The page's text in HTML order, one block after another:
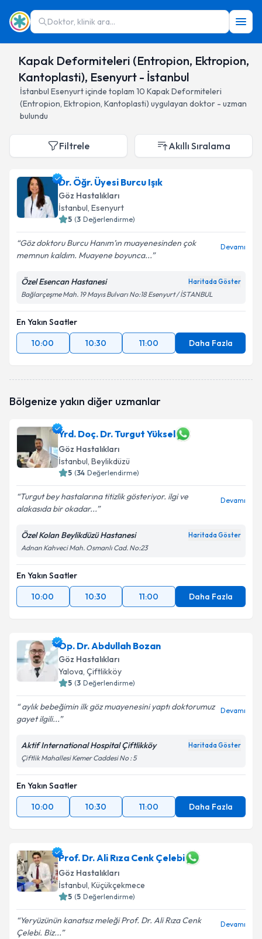
Doktor, klinik ara...
Kapak Deformiteleri (Entropion, Ektropion,
Kantoplasti), Esenyurt - İstanbul
İstanbul Esenyurtiçinde toplam 10 Kapak Deformiteleri
(Entropion, Ektropion, Kantoplasti) uygulayan doktor - uzman
bulundu
Filtrele Akıllı Sıralama
Dr. Öğr. Üyesi Burcu Işık
Göz Hastalıkları
İstanbul, Esenyurt
5 (3 Değerlendirme)
Göz doktoru Burcu Hanım’ın muayenesinden çok
memnun kaldım. Muayene boyunca...
Devamı
Özel Esencan Hastanesi Haritada Göster
Bağlarçeşme Mah. 19 Mayıs Bulvarı No:18 Esenyurt / İSTANBUL
En Yakın Saatler
10:00
10:30 11:00 Daha Fazla
Bölgenize yakın diğer uzmanlar
Yrd. Doç. Dr. Turgut Yüksel
Göz Hastalıkları
İstanbul, Beylikdüzü
5 (34 Değerlendirme)
Turgut bey hastalarına titizlik gösteriyor. ilgi ve
alakasıda bir okadar...
Devamı
Özel Kolan Beylikdüzü Hastanesi Haritada Göster
Adnan Kahveci Mah. Osmanlı Cad. No:23
En Yakın Saatler
10:00
10:30 11:00 Daha Fazla
Op. Dr. Abdullah Bozan
Göz Hastalıkları
Yalova, Çiftlikköy
5 (3 Değerlendirme)
aylık bebeğimin ilk göz muayenesini yaptı doktorumuz
gayet ilgili...
Devamı
Aktif International Hospital Çiftlikköy Haritada Göster
Çiftlik Mahallesi Kemer Caddesi No : 5
En Yakın Saatler
10:00
10:30 11:00 Daha Fazla
Prof. Dr. Ali Rıza Cenk Çelebi
Göz Hastalıkları
İstanbul, Küçükçekmece
5 (5 Değerlendirme)
Yeryüzünün kanatsız meleği Prof. Dr. Ali Rıza Cenk
Çelebi. Biz...
Devamı